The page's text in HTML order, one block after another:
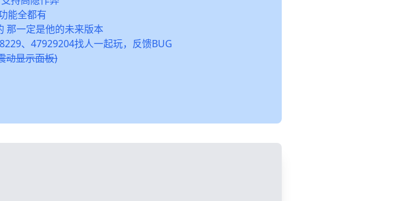
能全都有
那一定是他的未来版本
、47929204找人一起玩，反馈BUG
动显示面板)